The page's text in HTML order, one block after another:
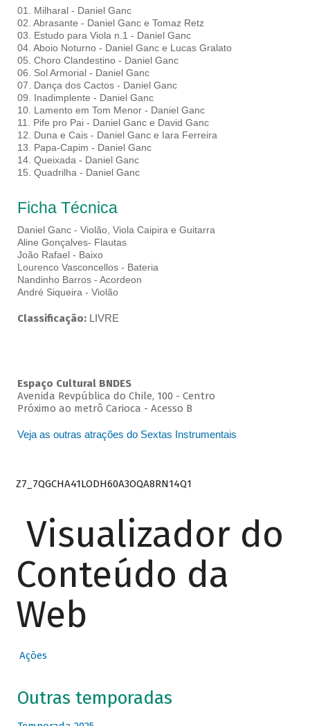
01. Milharal - Daniel Ganc
02. Abrasante - Daniel Ganc e Tomaz Retz
03. Estudo para Viola n.1 - Daniel Ganc
04. Aboio Noturno - Daniel Ganc e Lucas Gralato
05. Choro Clandestino - Daniel Ganc
06. Sol Armorial - Daniel Ganc
07. Dança dos Cactos - Daniel Ganc
09. Inadimplente - Daniel Ganc
10. Lamento em Tom Menor - Daniel Ganc
11. Pife pro Pai - Daniel Ganc e David Ganc
12. Duna e Cais - Daniel Ganc e Iara Ferreira
13. Papa-Capim - Daniel Ganc
14. Queixada - Daniel Ganc
15. Quadrilha - Daniel Ganc
Ficha Técnica
Daniel Ganc - Violão, Viola Caipira e Guitarra
Aline Gonçalves- Flautas
João Rafael - Baixo
Lourenco Vasconcellos - Bateria
Nandinho Barros - Acordeon
André Siqueira - Violão
Classificação: LIVRE
Espaço Cultural BNDES
Avenida Revpública do Chile, 100 - Centro
Próximo ao metrô Carioca - Acesso B
Veja as outras atrações do Sextas Instrumentais
Z7_7QGCHA41LODH60A3OQA8RN14Q1
Visualizador do
Conteúdo da
Web
Ações
Outras temporadas